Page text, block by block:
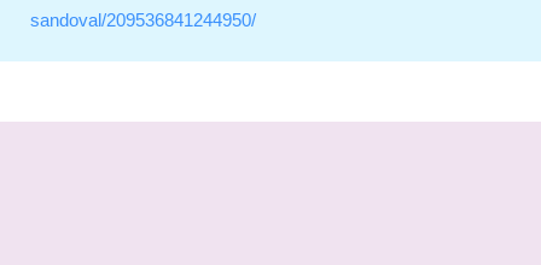
sandoval/209536841244950/